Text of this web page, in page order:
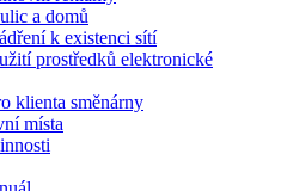
a domů
k existenci sítí
prostředků elektronické
klienta směnárny
místa